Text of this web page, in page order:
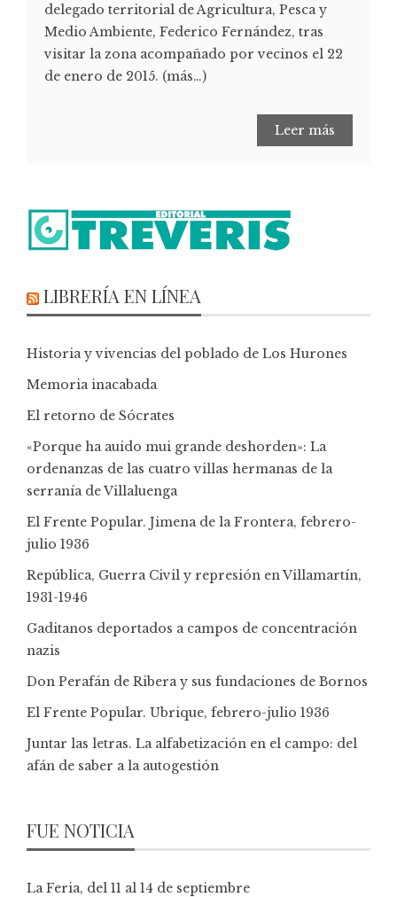
delegado territorial de Agricultura, Pesca y
Medio Ambiente, Federico Fernández, tras
visitar la zona acompañado por vecinos el 22
de enero de 2015. (más…)
Leer más
LIBRERÍA EN LÍNEA
Historia y vivencias del poblado de Los Hurones
Memoria inacabada
El retorno de Sócrates
«Porque ha auido mui grande deshorden»: La
ordenanzas de las cuatro villas hermanas de la
serranía de Villaluenga
El Frente Popular. Jimena de la Frontera, febrero-
julio 1936
República, Guerra Civil y represión en Villamartín,
1931-1946
Gaditanos deportados a campos de concentración
nazis
Don Perafán de Ribera y sus fundaciones de Bornos
El Frente Popular. Ubrique, febrero-julio 1936
Juntar las letras. La alfabetización en el campo: del
afán de saber a la autogestión
FUE NOTICIA
La Feria, del 11 al 14 de septiembre